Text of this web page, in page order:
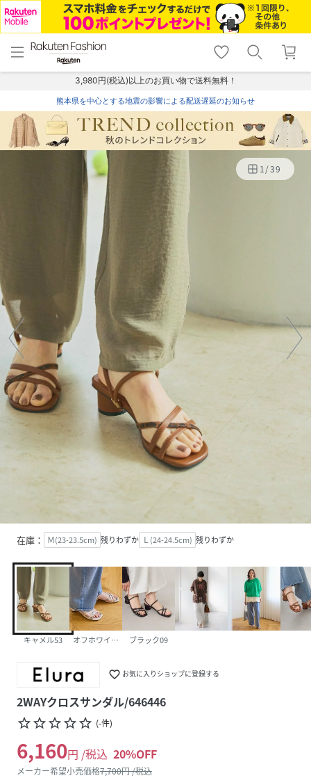
menu home
トップ
shopping_cart lock_outline
ログイン
3,980円(税込)以上のお買い物で送料無料！
熊本県を中心とする地震の影響による配送遅延のお知らせ
1/39
在庫： Ｍ(23-23.5cm) 残りわずか Ｌ(24-24.5cm) 残りわずか
キャメル53 オフホワイト05 ブラック09
favorite_border お気に入りショップに登録する
2WAYクロスサンダル/646446
star_borderstar_borderstar_borderstar_borderstar_border (-件)
6,160円 /税込 20%OFF
メーカー希望小売価格7,700円 /税込